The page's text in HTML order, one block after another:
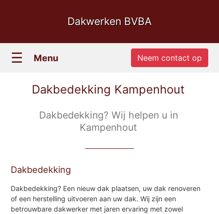
Dakwerken BVBA
☰ Menu Neem contact op
Dakbedekking Kampenhout
Dakbedekking? Wij helpen u in
Kampenhout
Dakbedekking
Dakbedekking? Een nieuw dak plaatsen, uw dak renoveren
of een herstelling uitvoeren aan uw dak. Wij zijn een
betrouwbare dakwerker met jaren ervaring met zowel